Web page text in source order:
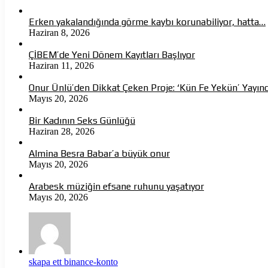
Erken yakalandığında görme kaybı korunabiliyor, hatta…
Haziran 8, 2026
ÇİBEM’de Yeni Dönem Kayıtları Başlıyor
Haziran 11, 2026
Onur Ünlü’den Dikkat Çeken Proje: ‘Kün Fe Yekün’
Mayıs 20, 2026
Bir Kadının Seks Günlüğü
Haziran 28, 2026
Almina Besra Babar’a büyük onur
Mayıs 20, 2026
Arabesk müziğin efsane ruhunu yaşatıyor
Mayıs 20, 2026
skapa ett binance-konto